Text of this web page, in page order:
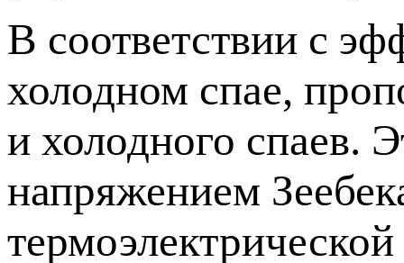
В соответствии с
холодном спае,
и холодного спаев.
напряжением